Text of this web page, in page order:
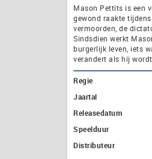
Mason Pettits is een
gewond raakte
vermoorden, de
Sindsdien werkt
burgerlijk leven, iets
verandert als hij
Regie
Jaartal
Releasedatum
Speelduur
Distributeur